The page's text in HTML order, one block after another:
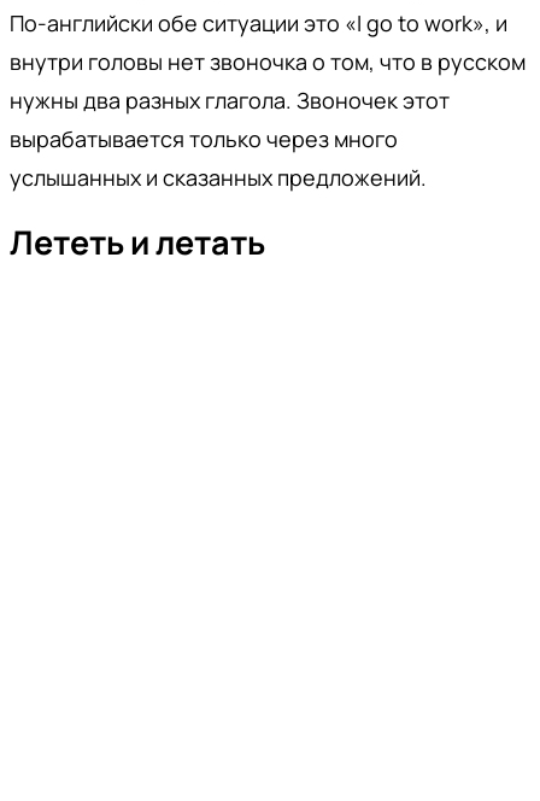
По-английски обе ситуации это «I go to work», и
внутри головы нет звоночка о том, что в русском
нужны два разных глагола. Звоночек этот
вырабатывается только через много
услышанных и сказанных предложений.
Лететь и летать